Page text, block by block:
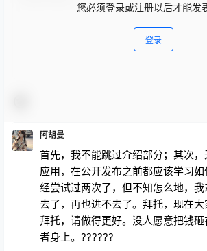
您必须登录或注册以后才能发
登录
阿胡曼
首先，我不能跳过介绍部分；其次
应用，在公开发布之前都应该学习
经尝试过两次了，但不知怎么地，
去了，再也进不去了。拜托，现在大
拜托，请做得更好。没人愿意把钱
者身上。??????